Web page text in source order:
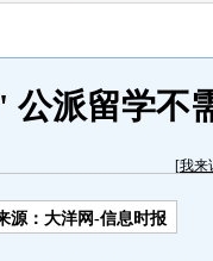
派留学不
[我来
源：大洋网-信息时报